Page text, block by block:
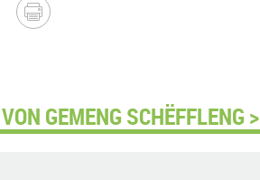
GEMENG SCHËFFLENG >